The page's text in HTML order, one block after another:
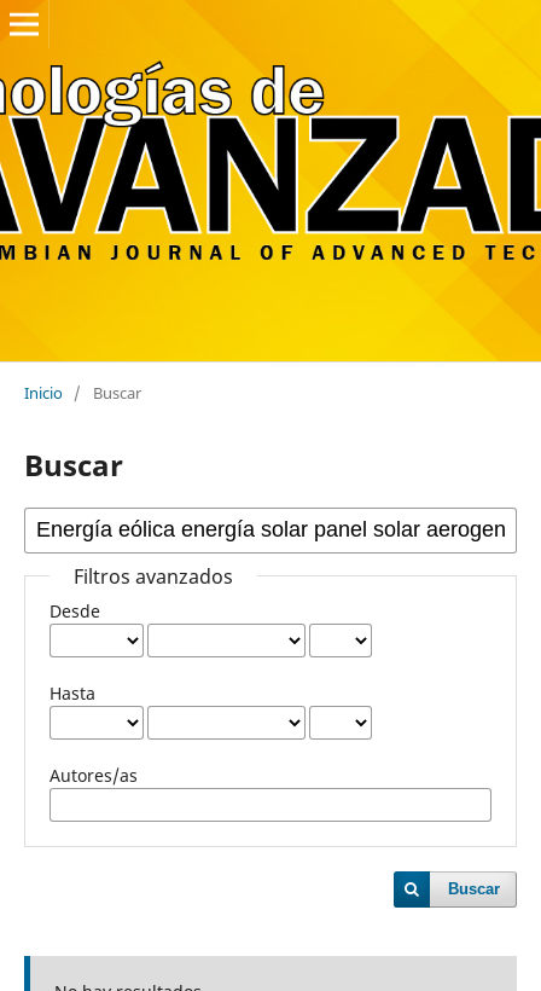
Inicio / Buscar
Buscar
Filtros avanzados
Desde
Hasta
Autores/as
Buscar